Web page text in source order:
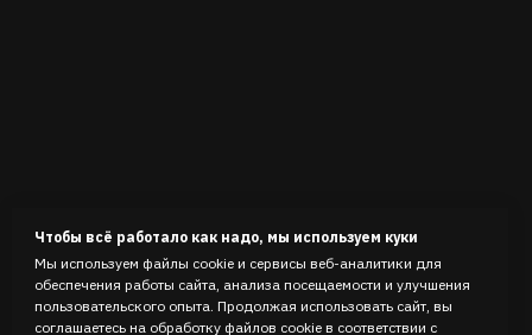
Чтобы всё работало как надо, мы используем куки
Мы используем файлы cookie и сервисы веб-аналитики для
обеспечения работы сайта, анализа посещаемости и улучшения
пользовательского опыта. Продолжая использовать сайт, вы
соглашаетесь на обработку файлов cookie в соответствии с